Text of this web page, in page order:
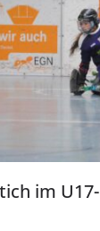
im U17-